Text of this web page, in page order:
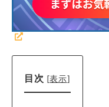
目次 [表示]